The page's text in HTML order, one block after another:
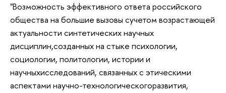
"Возможность эффективного ответа российского
общества на большие вызовы сучетом возрастающей
актуальности синтетических научных
дисциплин,созданных на стыке психологии,
социологии, политологии, истории и
научныхисследований, связанных с этическими
аспектами научно-технологическогоразвития,